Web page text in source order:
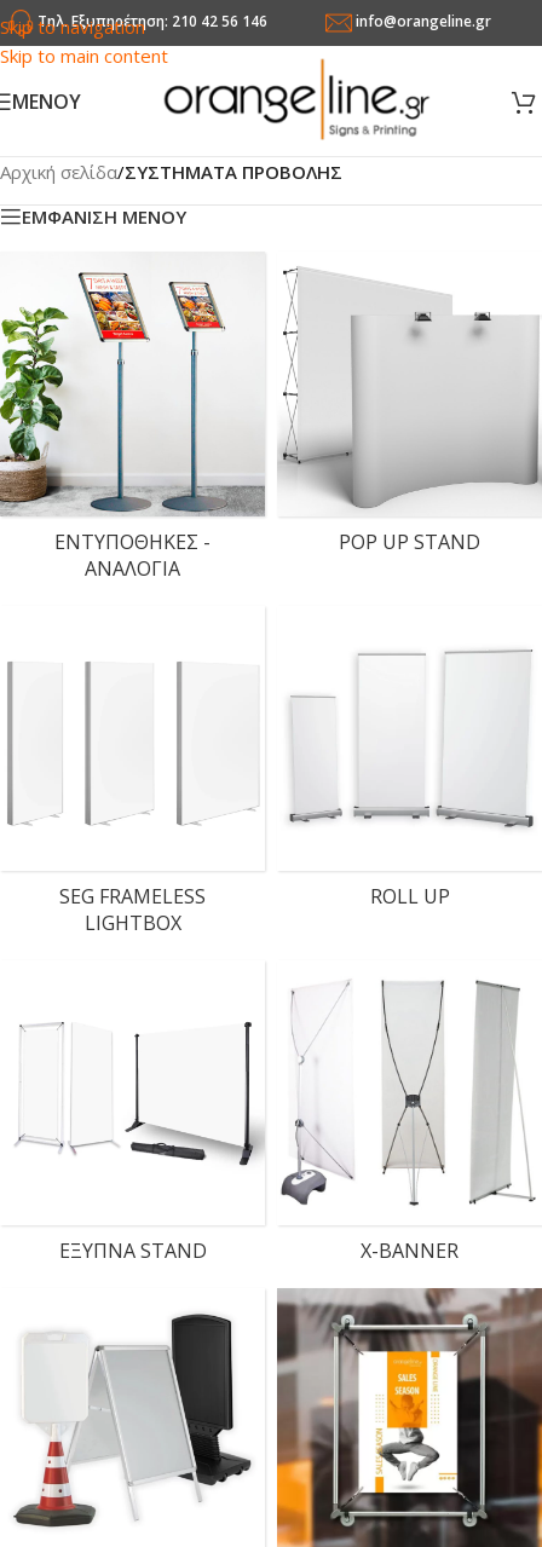
Skip to navigation
Skip to main content
Τηλ. Εξυπηρέτηση: 210 42 56 146 info@orangeline.gr
MENOY
Αρχική σελίδα/ΣΥΣΤΗΜΑΤΑ ΠΡΟΒΟΛΗΣ
ΕΜΦΑΝΙΣΗ ΜΕΝΟΥ
ΕΝΤΥΠΟΘΗΚΕΣ -
ΑΝΑΛΟΓΙΑ
POP UP STAND
SEG FRAMELESS
LIGHTBOX
ROLL UP
ΕΞΥΠΝΑ STAND X-BANNER